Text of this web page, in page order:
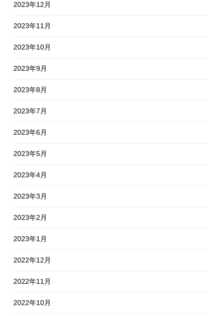
2023年12月
2023年11月
2023年10月
2023年9月
2023年8月
2023年7月
2023年6月
2023年5月
2023年4月
2023年3月
2023年2月
2023年1月
2022年12月
2022年11月
2022年10月